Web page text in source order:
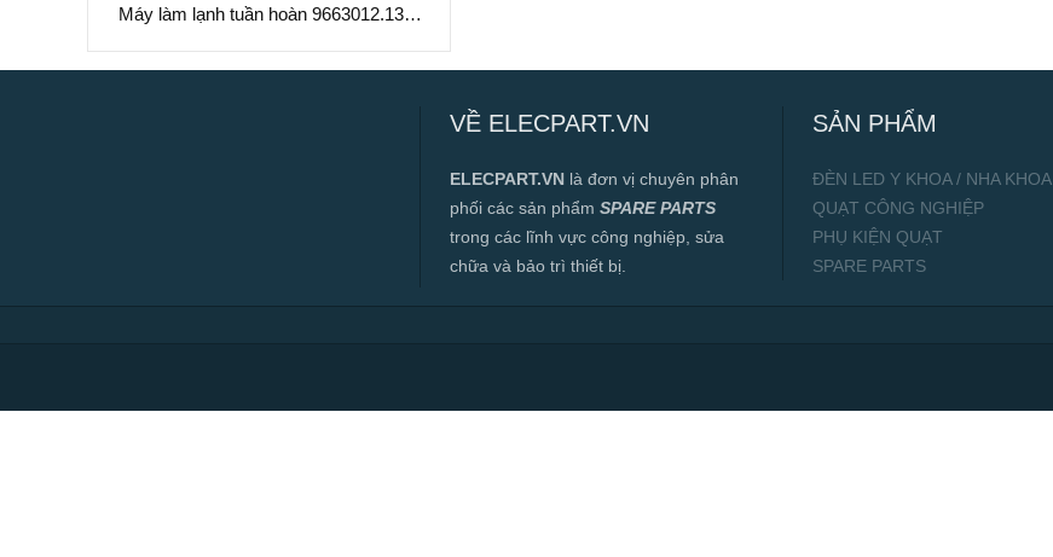
Máy làm lạnh tuần hoàn 9663012.13 –
VỀ ELECPART.VN
ELECPART.VN là đơn vị chuyên phân
phối các sản phẩm SPARE PARTS
trong các lĩnh vực công nghiệp, sửa
chữa và bảo trì thiết bị.
SẢN PHẨM
ĐÈN LED Y KHOA / NHA KHOA
QUẠT CÔNG NGHIỆP
PHỤ KIỆN QUẠT
SPARE PARTS